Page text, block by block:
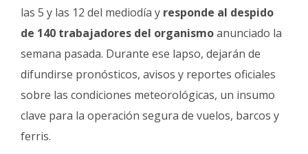
las 5 y las 12 del mediodía y responde al despido
de 140 trabajadores del organismoanunciado la
semana pasada. Durante ese lapso, dejarán de
difundirse pronósticos, avisos y reportes oficiales
sobre las condiciones meteorológicas, un insumo
clave para la operación segura de vuelos, barcos y
ferris.